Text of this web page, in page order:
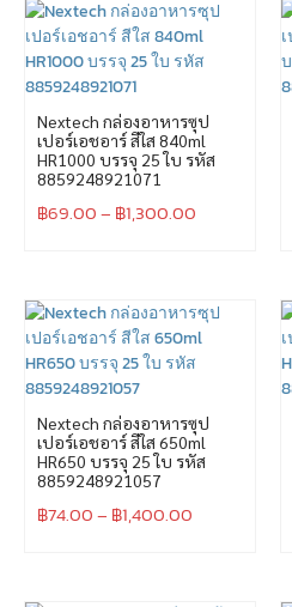
Nextech กล่องอาหารซุป
เปอร์เอชอาร์ สีใส 840ml
HR1000 บรรจุ 25 ใบ รหัส
8859248921071
฿69.00– ฿1,300.00
Nextech กล่องอาหารซุป
เปอร์เอชอาร์ สีใส 650ml
HR650 บรรจุ 25 ใบ รหัส
8859248921057
฿74.00– ฿1,400.00